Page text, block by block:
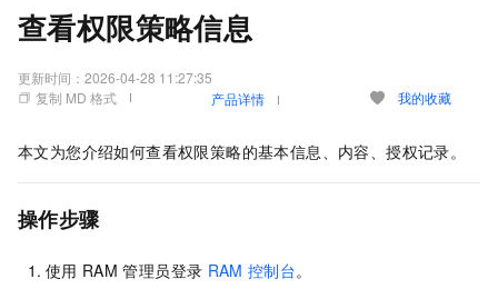
查看权限策略信息
更新时间： 2026-04-28 11:27:35
复制 MD 格式
产品详情 我的收藏
本文为您介绍如何查看权限策略的基本信息、内容、授权记录。
操作步骤
使用 RAM 管理员登录 RAM 控制台。